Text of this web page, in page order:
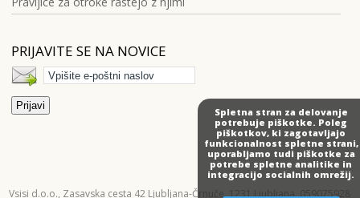
Spletna stran za delovanje
potrebuje piškotke. Poleg
piškotkov, ki zagotavljajo
funkcionalnost spletne strani,
uporabljamo tudi piškotke za
potrebe spletne analitike in
integracijo socialnih omrežij.
PRIJAVITE SE NA NOVICE
Vsisi d.o.o., Zasavska cesta 42 Ljubljana-Črnuče,1231 Ljubljana,059075928